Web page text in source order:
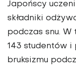
Japońscy
skład­niki
podczas snu. W
143 studentów i
bruksizmu